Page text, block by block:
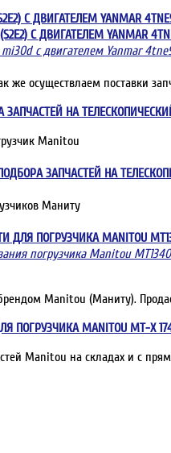
С ДВИГАТЕЛЕМ YANMAR
С ДВИГАТЕЛЕМ YANMAR
с двигателем Yanmar
осуществлаем поставки
НА
Manitou
ЗАПЧАСТЕЙ НА
Маниту
ДЛЯ ПОГРУЗЧИКА MANITOU
погрузчика Manitou
Manitou (Маниту).
ПОГРУЗЧИКА MANITOU MT-X
Manitou на складах и с